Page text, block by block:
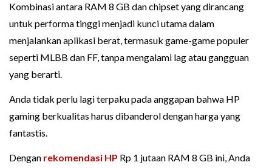
Kombinasi antara RAM 8 GB dan chipset yang dirancang
untuk performa tinggi menjadi kunci utama dalam
menjalankan aplikasi berat, termasuk game-game populer
seperti MLBB dan FF, tanpa mengalami lag atau gangguan
yang berarti.
Anda tidak perlu lagi terpaku pada anggapan bahwa HP
gaming berkualitas harus dibanderol dengan harga yang
fantastis.
Dengan rekomendasi HP Rp 1 jutaan RAM 8 GB ini, Anda